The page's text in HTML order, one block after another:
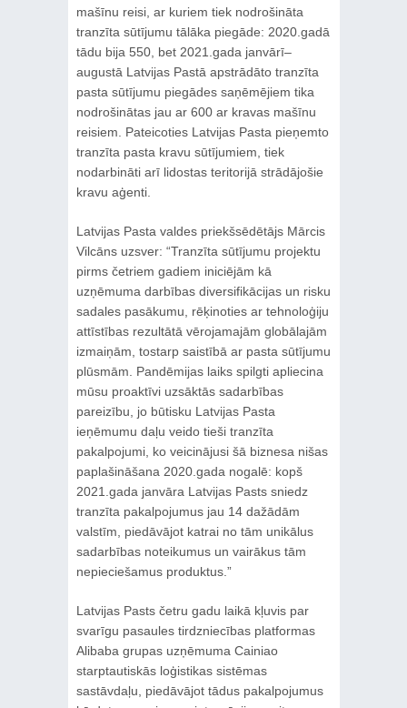
mašīnu reisi, ar kuriem tiek nodrošināta
tranzīta sūtījumu tālāka piegāde: 2020.gadā
tādu bija 550, bet 2021.gada janvārī–
augustā Latvijas Pastā ­apstrādāto tranzīta
pasta sūtījumu piegādes saņēmējiem tika
nodrošinātas jau ar 600 ar kravas mašīnu
reisiem. Pateicoties Latvijas Pasta pieņemto
tranzīta pasta kravu sūtījumiem, tiek
nodarbināti arī lidostas teritorijā strādājošie
kravu aģenti.
Latvijas Pasta valdes priekšsēdētājs Mārcis
Vilcāns uzsver: “Tranzīta sūtījumu projektu
pirms četriem gadiem iniciējām kā
uzņēmuma darbības diversifikācijas un risku
sadales pasākumu, rēķinoties ar tehnoloģiju
attīstības rezultātā vērojamajām globālajām
izmaiņām, tostarp saistībā ar pasta sūtījumu
plūsmām. Pandēmijas laiks spilgti apliecina
mūsu proaktīvi uzsāktās sadarbības
pareizību, jo būtisku Latvijas Pasta
ieņēmumu daļu veido tieši tranzīta
pakalpojumi, ko veicinājusi šā biznesa nišas
paplašināšana 2020.gada nogalē: kopš
2021.gada janvāra Latvijas Pasts sniedz
tranzīta pakalpojumus jau 14 dažādām
valstīm, piedāvājot katrai no tām unikālus
sadarbības noteikumus un vairākus tām
nepieciešamus produktus.”
Latvijas Pasts četru gadu laikā kļuvis par
svarīgu pasaules tirdzniecības platformas
Alibaba grupas uzņēmuma Cainiao
starptautiskās loģistikas sistēmas
sastāvdaļu, piedāvājot tādus pakalpojumus